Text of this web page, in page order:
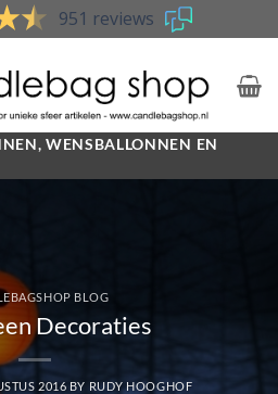
951 reviews
WENSBALLONNEN EN
BLOG
Decoraties
2016 BY RUDY HOOGHOF